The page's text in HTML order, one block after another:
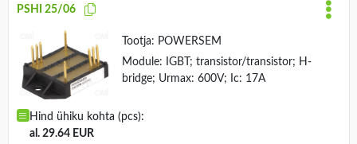
PSHI 25/06
Tootja: POWERSEM
Module: IGBT; transistor/transistor; H-
bridge; Urmax: 600V; Ic: 17A
Hind ühiku kohta (pcs):
al. 29.64 EUR